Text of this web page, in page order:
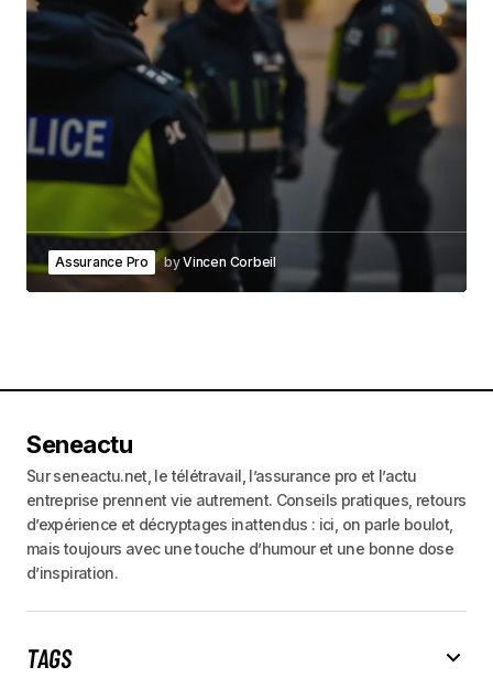
Assurance Pro byVincen Corbeil
Seneactu
Sur seneactu.net, le télétravail, l’assurance pro et l’actu
entreprise prennent vie autrement. Conseils pratiques, retours
d’expérience et décryptages inattendus : ici, on parle boulot,
mais toujours avec une touche d’humour et une bonne dose
d’inspiration.
TAGS